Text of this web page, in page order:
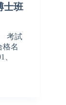
士班
考試
格名